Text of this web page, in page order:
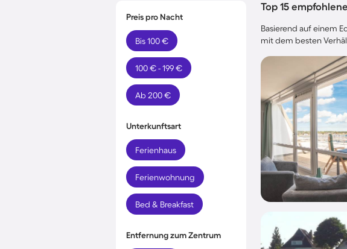
Preis pro Nacht
Bis 100 €
100 € - 199 €
Ab 200 €
Unterkunftsart
Ferienhaus
Ferienwohnung
Bed & Breakfast
Entfernung zum Zentrum
Top 15
Basierend auf einem
mit dem besten